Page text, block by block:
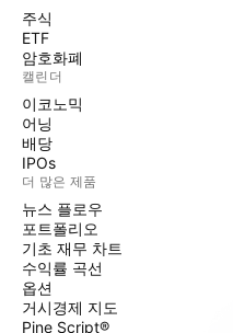
주식
ETF
암호화폐
캘린더
이코노믹
어닝
배당
IPOs
더 많은 제품
뉴스 플로우
포트폴리오
기초 재무 차트
수익률 곡선
옵션
거시경제 지도
Pine Script®